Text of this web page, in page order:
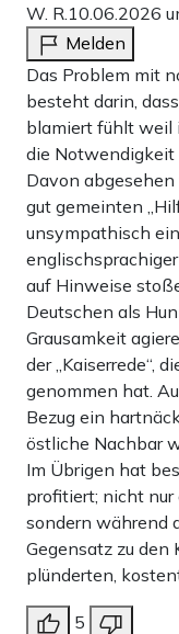
W. R. 10.06.2026
Melden
Das Problem mit
besteht darin,
blamiert fühlt weil
die Notwendigkeit
Davon
gut gemeinten
unsympathisch
auf Hinweise
Deutschen als
Grausamkeit
der „Kaiserrede“,
genommen hat.
Bezug ein
östliche Nachbar
Im Übrigen hat
profitiert; nicht
sondern während
Gegensatz zu den
plünderten,
5